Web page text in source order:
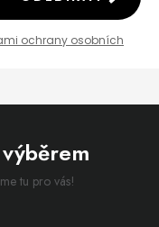
ochrany osobních
tu pro vás!